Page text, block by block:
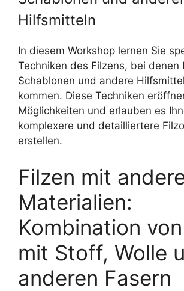
Hilfsmitteln
In diesem Workshop lernen Sie
Techniken des Filzens, bei denen
Schablonen und andere
kommen. Diese Techniken
Möglichkeiten und erlauben es
komplexere und detailliertere
erstellen.
Filzen mit
Materialien:
Kombination
mit Stoff, Wolle
anderen Fasern